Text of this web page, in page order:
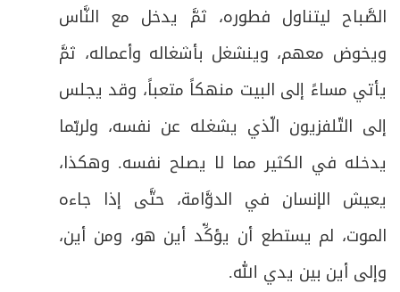
الصَّباح ليتناول فطوره، ثمَّ يدخل مع النَّاس
ويخوض معهم، وينشغل بأشغاله وأعماله، ثمَّ
يأتي مساءً إلى البيت منهكاً متعباً، وقد يجلس
إلى التّلفزيون الّذي يشغله عن نفسه، ولربّما
يدخله في الكثير مما لا يصلح نفسه. وهكذا،
يعيش الإنسان في الدوَّامة، حتَّى إذا جاءه
الموت، لم يستطع أن يؤكِّد أين هو، ومن أين،
وإلى أين بين يدي الله.